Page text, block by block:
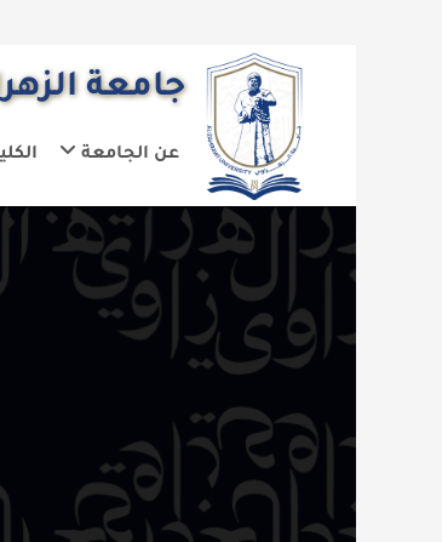
جامعة الزهراوي
عن الجامعة الكليات